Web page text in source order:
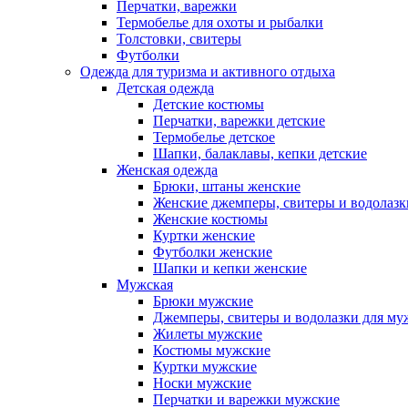
Перчатки, варежки
Термобелье для охоты и рыбалки
Толстовки, свитеры
Футболки
Одежда для туризма и активного отдыха
Детская одежда
Детские костюмы
Перчатки, варежки детские
Термобелье детское
Шапки, балаклавы, кепки детские
Женская одежда
Брюки, штаны женские
Женские джемперы, свитеры и
Женские костюмы
Куртки женские
Футболки женские
Шапки и кепки женские
Мужская
Брюки мужские
Джемперы, свитеры и водолазки для
Жилеты мужские
Костюмы мужские
Куртки мужские
Носки мужские
Перчатки и варежки мужские